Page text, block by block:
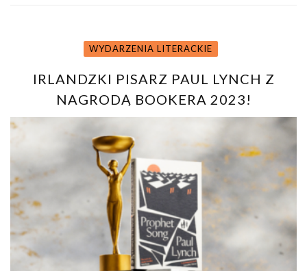
WYDARZENIA LITERACKIE
IRLANDZKI PISARZ PAUL LYNCH Z
NAGRODĄ BOOKERA 2023!